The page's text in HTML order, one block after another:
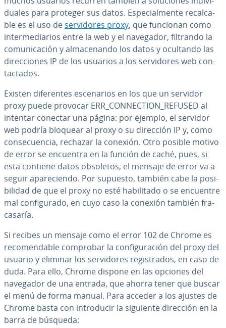
dua­les para proteger sus datos. Es­pe­cia­l­me­n­te re­ca­l­ca­
ble es el uso de se­r­vi­do­res proxy, que funcionan como
in­te­r­me­dia­rios entre la web y el navegador, filtrando la
co­mu­ni­ca­ción y al­ma­ce­na­n­do los datos y ocultando las
di­re­c­cio­nes IP de los usuarios a los se­r­vi­do­res web co­n­
ta­c­ta­dos.
Existen di­fe­re­n­tes es­ce­na­rios en los que un servidor
proxy puede provocar ERR_CO­N­NE­C­TION_REFUSED al
intentar conectar una página: por ejemplo, el servidor
web podría bloquear al proxy o su dirección IP y, como
co­n­se­cue­n­cia, rechazar la conexión. Otro posible motivo
de error se encuentra en la función de caché, pues, si
esta contiene datos obsoletos, el mensaje de error va a
seguir apa­re­cie­n­do. Por supuesto, también cabe la po­si­
bi­li­dad de que el proxy no esté ha­bi­li­ta­do o se encuentre
mal co­n­fi­gu­ra­do, en cuyo caso la conexión también fra­
ca­sa­ría.
Si recibes un mensaje como el error 102 de Chrome es
re­co­me­n­da­ble comprobar la co­n­fi­gu­ra­ción del proxy del
usuario y eliminar los se­r­vi­do­res re­gi­s­tra­dos, en caso de
duda. Para ello, Chrome dispone en las opciones del
navegador de una entrada, que ahorra tener que buscar
el menú de forma manual. Para acceder a los ajustes de
Chrome basta con in­tro­du­cir la siguiente dirección en la
barra de búsqueda: